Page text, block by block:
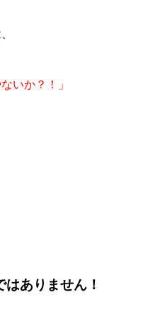
いか？！」
ありません！